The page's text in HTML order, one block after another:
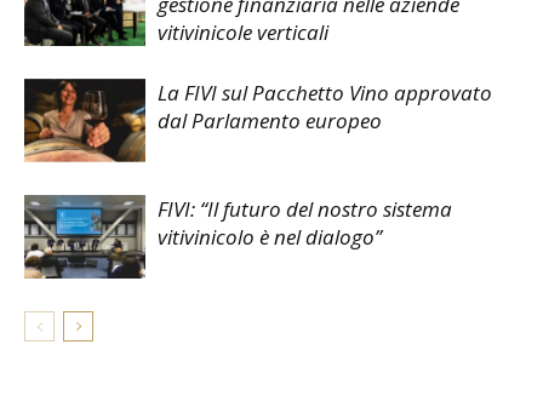
vitivinicole verticali
La FIVI sul Pacchetto Vino approvato
dal Parlamento europeo
FIVI: “Il futuro del nostro sistema
vitivinicolo è nel dialogo”